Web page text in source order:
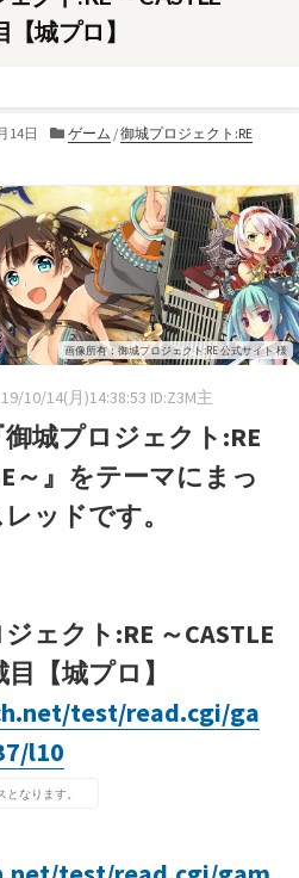
城プロ】
14日
カ
リ
ー
ゲーム /御城プロジェクト:RE
画像所有：御城プロジェクト:RE 公式サイト 様
19/10/14(月)14:38:53 ID:Z3M主
城プロジェクト:RE
～』をテーマにまっ
ッドです。
ェクト:RE ～CASTLE
目【城プロ】
test/read.cgi/ga
l10
なります。